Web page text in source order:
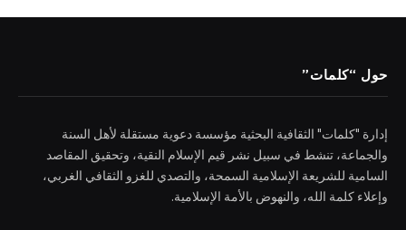
حول “كلمات”
إدارة "كلمات" الثقافية البحثية مؤسسة دعوية مستقلة لأهل السنة
والجماعة، تنشط في سبيل نشر قيم الإسلام النقية، وتحقيق المقاصد
السامية للشريعة الإسلامية السمحة، والتصدي للغزو الثقافي الغربي،
وإعلاء كلمة الله، والنهوض بالأمة الإسلامية.